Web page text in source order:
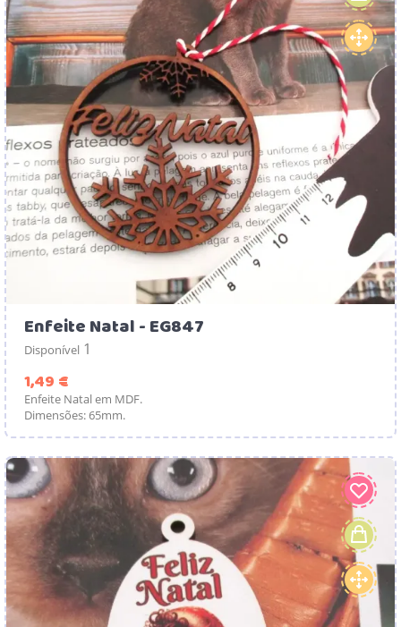
Enfeite Natal - EG847
Disponível 1
1,49 €
Enfeite Natal em MDF.
Dimensões: 65mm.